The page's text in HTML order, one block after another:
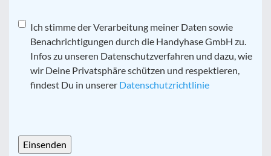
Datenschutz*
Ich stimme der Verarbeitung meiner Daten sowie
Benachrichtigungen durch die Handyhase GmbH zu.
Infos zu unseren Datenschutzverfahren und dazu, wie
wir Deine Privatsphäre schützen und respektieren,
findest Du in unserer Datenschutzrichtlinie